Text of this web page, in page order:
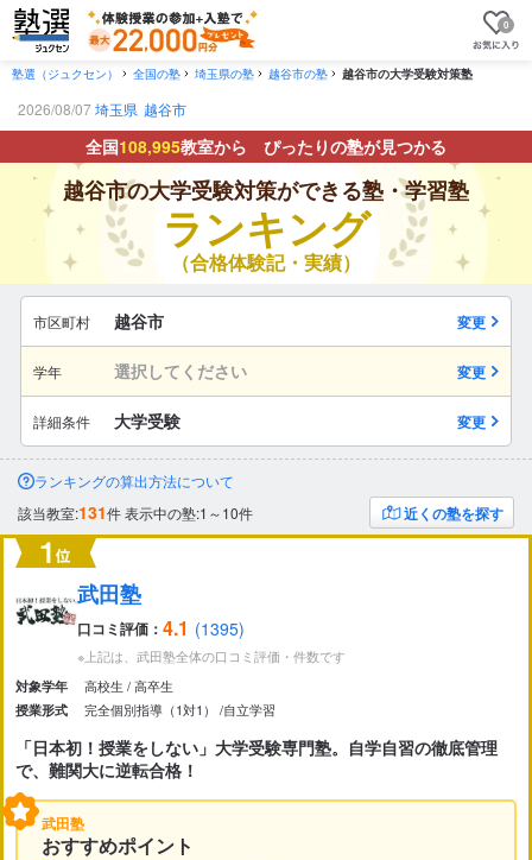
0
塾選（ジュクセン） 全国の塾 埼玉県の塾 越谷市の塾 越谷市の大学受験対策塾
2026/08/07 埼玉県 越谷市
全国108,995教室から ぴったりの塾が見つかる
越谷市の大学受験対策ができる塾・学習塾
ランキング
（合格体験記・実績）
市区町村 越谷市 変更
学年 選択してください 変更
詳細条件 大学受験 変更
市区町村
駅・路線から探す
ランキングの算出方法について
該当教室:131件表示中の塾:1～10件 近くの塾を探す
武田塾
口コミ評価： 4.1 (1395)
※上記は、武田塾全体の口コミ評価・件数です
対象学年 高校生 高卒生
授業形式 完全個別指導（1対1） 自立学習
「日本初！授業をしない」大学受験専門塾。自学自習の徹底管理
で、難関大に逆転合格！
武田塾
おすすめポイント